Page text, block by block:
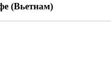
(Вьетнам)